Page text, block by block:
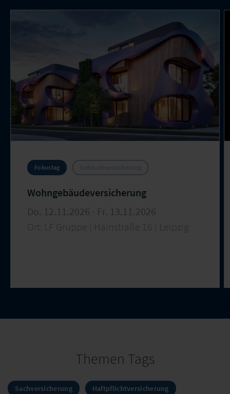
Fokustag
Wohngebäudeversicherung
Do. 12.11.2026 - Fr. 13.11.2026
Ort: LF Gruppe | Hainstraße 16 | Leipzig
Themen Tags
Sachversicherung Haftpflichtversicherung